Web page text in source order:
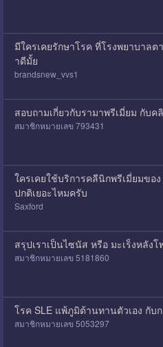
มีใครเคยรักษาโรค ที่โรงพยาบาล
าดีมั้ย
brandsnew_vvs1
สอบถามเกี่ยวกับรามาพรีเมี่ยม กับค
สมาชิกหมายเลข 793431
ใครเคยใช้บริการคลีนิกพรีเมี่ยมขอ
ปกติเยอะไหมครับ
Saxford
สรุปเราเป็นไซนัส หรือ มะเร็งหลัง
สมาชิกหมายเลข 5181860
โรค SLE แพ้ภูมิต้านทานตัวเอง กั
สมาชิกหมายเลข 5053297